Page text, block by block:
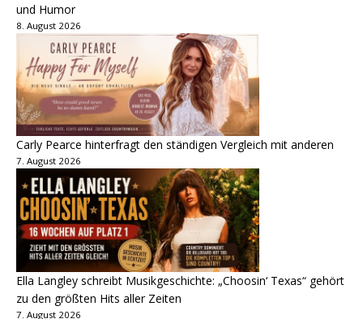
und Humor
8. August 2026
Carly Pearce hinterfragt den ständigen Vergleich mit anderen
7. August 2026
Ella Langley schreibt Musikgeschichte: „Choosin‘ Texas“ gehört
zu den größten Hits aller Zeiten
7. August 2026